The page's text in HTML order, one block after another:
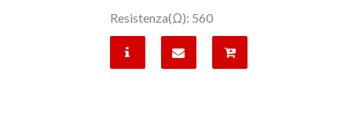
Resistenza(Ω): 560